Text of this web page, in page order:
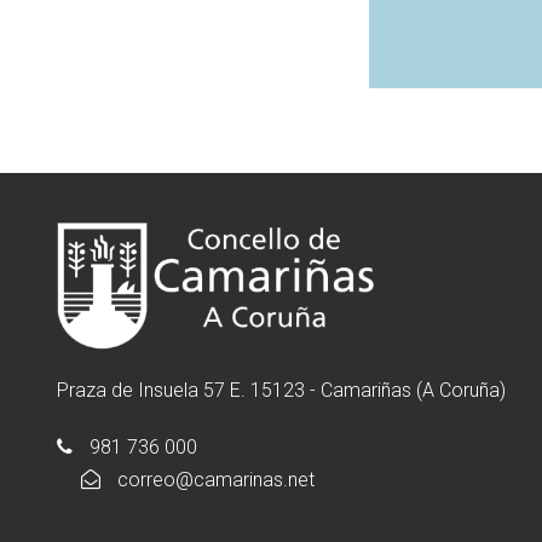
Praza de Insuela 57 E. 15123 - Camariñas (A Coruña)
981 736 000
correo@camarinas.net